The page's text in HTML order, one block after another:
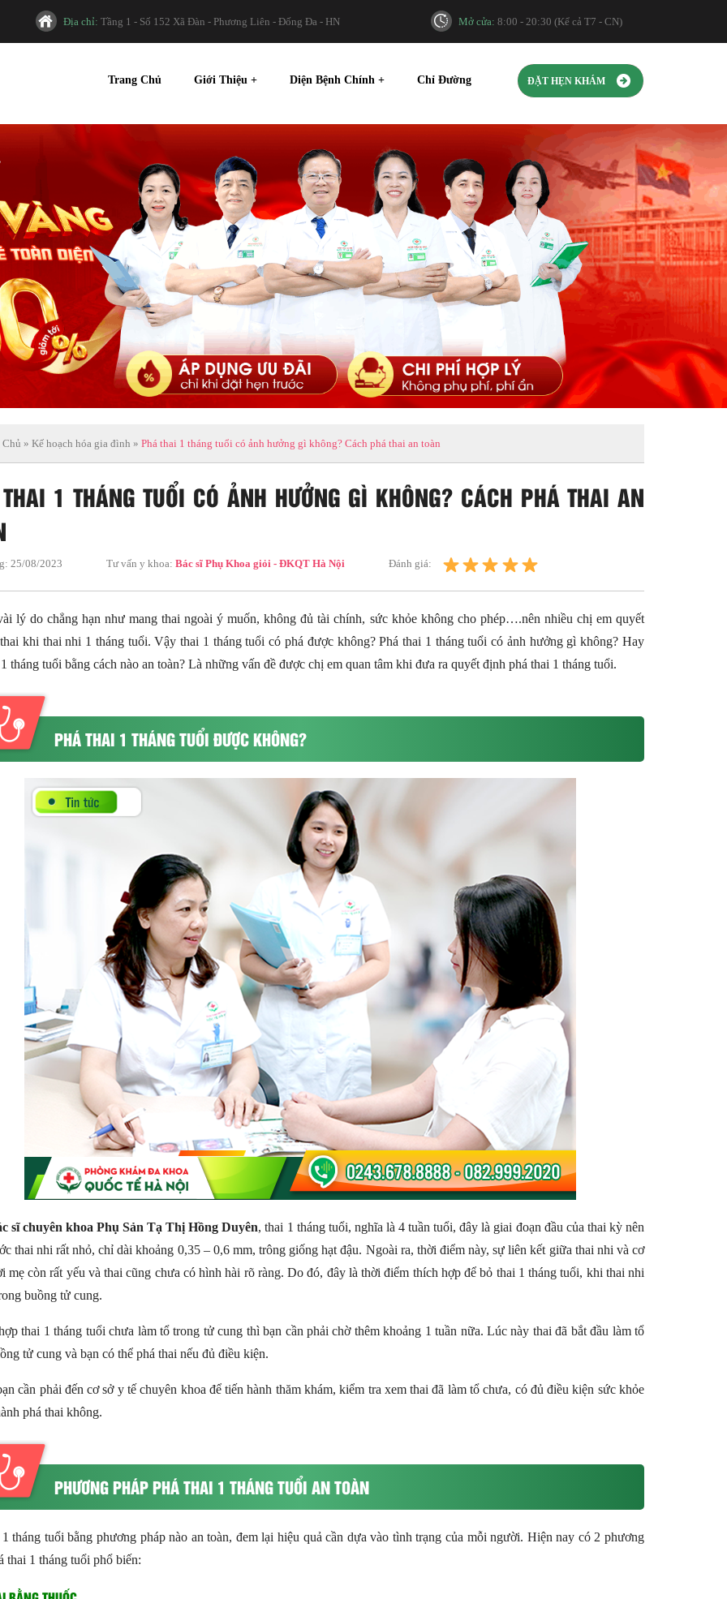
Địa chỉ: Tầng 1 - Số 152 Xã Đàn - Phương Liên - Đống Đa - HN Mở cửa:8:00 - 20:30 (Kể cả T7 - CN)
Trang Chủ Giới Thiệu + Diện Bệnh Chính + Chỉ Đường ĐẶT HẸN KHÁM
Chủ » Kế hoạch hóa gia đình » Phá thai 1 tháng tuổi có ảnh hưởng gì không? Cách phá thai an toàn
1 THÁNG TUỔI CÓ ẢNH HƯỞNG GÌ KHÔNG? CÁCH PHÁ THAI AN
25/08/2023 Tư vấn y khoa: Bác sĩ Phụ Khoa giỏi - ĐKQT Hà Nội Đánh giá:
lý do chẳng hạn như mang thai ngoài ý muốn, không đủ tài chính, sức khỏe không cho phép….nên nhiều chị em quyết
khi thai nhi 1 tháng tuổi. Vậy thai 1 tháng tuổi có phá được không? Phá thai 1 tháng tuổi có ảnh hưởng gì không? Hay
tháng tuổi bằng cách nào an toàn? Là những vấn đề được chị em quan tâm khi đưa ra quyết định phá thai 1 tháng tuổi.
PHÁ THAI 1 THÁNG TUỔI ĐƯỢC KHÔNG?
sĩ chuyên khoa Phụ Sản Tạ Thị Hồng Duyên, thai 1 tháng tuổi, nghĩa là 4 tuần tuổi, đây là giai đoạn đầu của thai kỳ nên
thai nhi rất nhỏ, chỉ dài khoảng 0,35 – 0,6 mm, trông giống hạt đậu. Ngoài ra, thời điểm này, sự liên kết giữa thai nhi và cơ
mẹ còn rất yếu và thai cũng chưa có hình hài rõ ràng. Do đó, đây là thời điểm thích hợp để bỏ thai 1 tháng tuổi, khi thai nhi
buồng tử cung.
thai 1 tháng tuổi chưa làm tổ trong tử cung thì bạn cần phải chờ thêm khoảng 1 tuần nữa. Lúc này thai đã bắt đầu làm tổ
tử cung và bạn có thể phá thai nếu đủ điều kiện.
cần phải đến cơ sở y tế chuyên khoa để tiến hành thăm khám, kiểm tra xem thai đã làm tổ chưa, có đủ điều kiện sức khỏe
phá thai không.
PHƯƠNG PHÁP PHÁ THAI 1 THÁNG TUỔI AN TOÀN
1 tháng tuổi bằng phương pháp nào an toàn, đem lại hiệu quả cần dựa vào tình trạng của mỗi người. Hiện nay có 2 phương
thai 1 tháng tuổi phổ biến: